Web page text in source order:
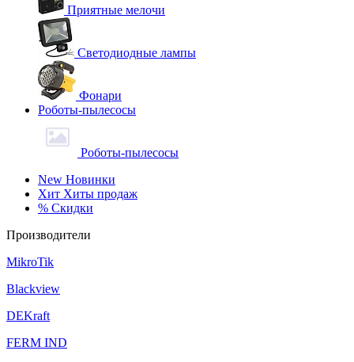
Приятные мелочи
Светодиодные лампы
Фонари
Роботы-пылесосы
Роботы-пылесосы
New Новинки
Хит Хиты продаж
% Скидки
Производители
MikroTik
Blackview
DEKraft
FERM IND